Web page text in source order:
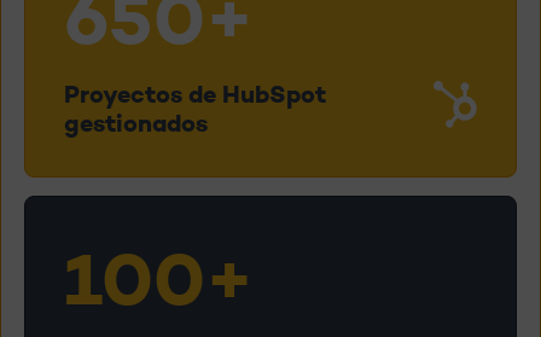
Proyectos de HubSpot
gestionados
100+